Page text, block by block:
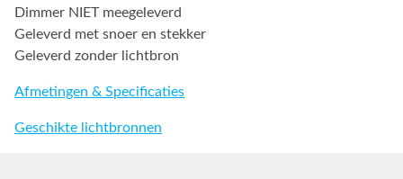
Dimmer NIET meegeleverd
Geleverd met snoer en stekker
Geleverd zonder lichtbron
Afmetingen & Specificaties
Geschikte lichtbronnen